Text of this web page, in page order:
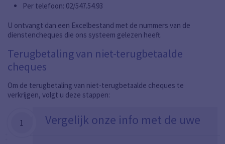
Per telefoon: 02/547.54.93
U ontvangt dan een Excelbestand met de nummers van de
dienstencheques die ons systeem gelezen heeft.
Terugbetaling van niet-terugbetaalde
cheques
Om de terugbetaling van niet-terugbetaalde cheques te
verkrijgen, volgt u deze stappen:
1 Vergelijk onze info met de uwe